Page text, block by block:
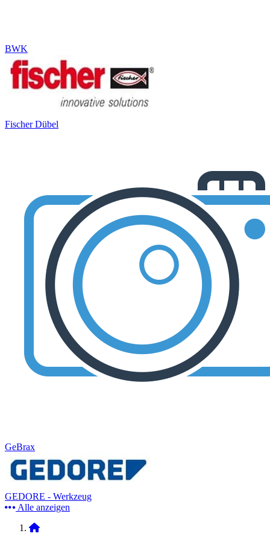
BWK
Fischer Dübel
GeBrax
GEDORE - Werkzeug
Alle anzeigen